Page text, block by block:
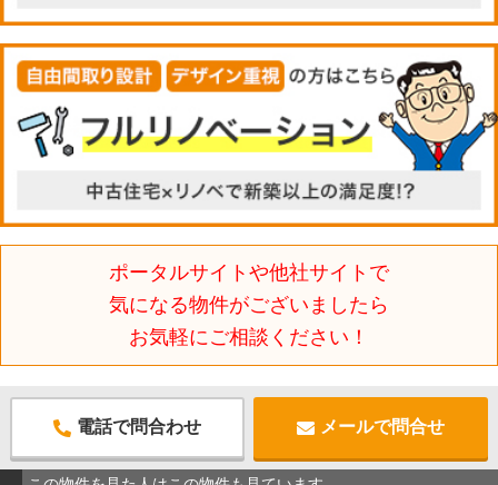
ポータルサイトや他社サイトで
気になる物件がございましたら
お気軽にご相談ください！
電話で問合わせ メールで問合せ